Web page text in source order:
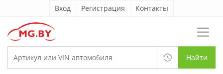
Вход Регистрация Контакты
Найти